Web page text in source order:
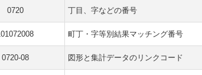
0720 丁目、字などの番号
町丁・字等別結果マッチング番号
0720-08 図形と集計データのリンクコード